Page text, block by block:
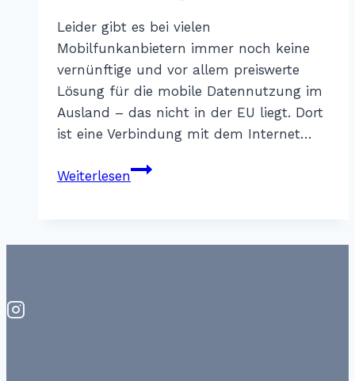
Leider gibt es bei vielen
Mobilfunkanbietern immer noch keine
vernünftige und vor allem preiswerte
Lösung für die mobile Datennutzung im
Ausland – das nicht in der EU liegt. Dort
ist eine Verbindung mit dem Internet…
WeiterlesenSIM-